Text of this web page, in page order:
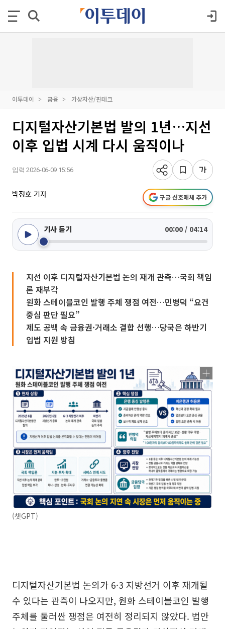
이투데이 금융 가상자산/핀테크
디지털자산기본법 발의 1년…지선
이후 입법 시계 다시 움직이나
입력 2026-06-09 15:56
박정호 기자 구글 선호매체 추가
기사 듣기 00:00 / 04:14
지선 이후 디지털자산기본법 논의 재개 관측…국회 책임
론 재부각
원화 스테이블코인 발행 주체 쟁점 여전…민병덕 “요건
중심 판단 필요”
제도 공백 속 금융권·거래소 결합 선행…당국은 하반기
입법 지원 방침
(챗GPT)
디지털자산기본법 논의가 6·3 지방선거 이후 재개될
수 있다는 관측이 나오지만, 원화 스테이블코인 발행
주체를 둘러싼 쟁점은 여전히 정리되지 않았다. 법안